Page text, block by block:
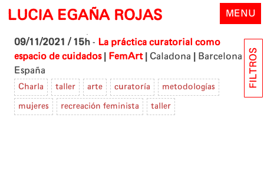
Skip
content
LUCIA EGAÑA ROJAS MENU
09/11/2021 / 15h - La práctica curatorial como
espacio de cuidados
FemArt Caladona
Barcelona -
España
Charla taller arte curatoría metodologías
mujeres recreación feminista taller
FILTROS